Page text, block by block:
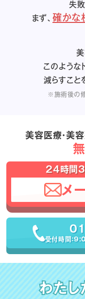
失
まず、確かな
このような
減らすこと
※施術後の
美容医療・美
24時間
メ
受付時間：
わたし